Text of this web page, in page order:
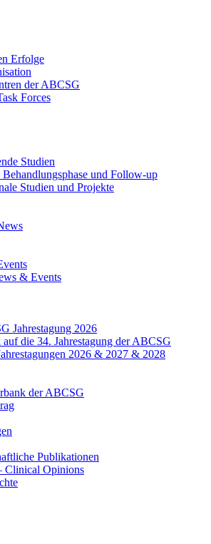
Erfolge
der ABCSG
Forces
Studien
Behandlungsphase und Follow-up
Studien und Projekte
& Events
Jahrestagung 2026
die 34. Jahrestagung der ABCSG
2026 & 2027 & 2028
der ABCSG
Publikationen
Clinical Opinions